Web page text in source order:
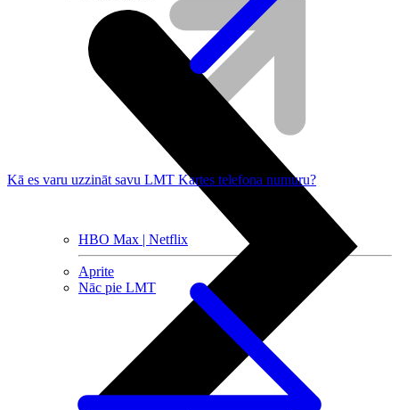
HBO Max | Netflix
Aprite
Nāc pie LMT
Kā es varu uzzināt savu LMT Kartes telefona numuru?